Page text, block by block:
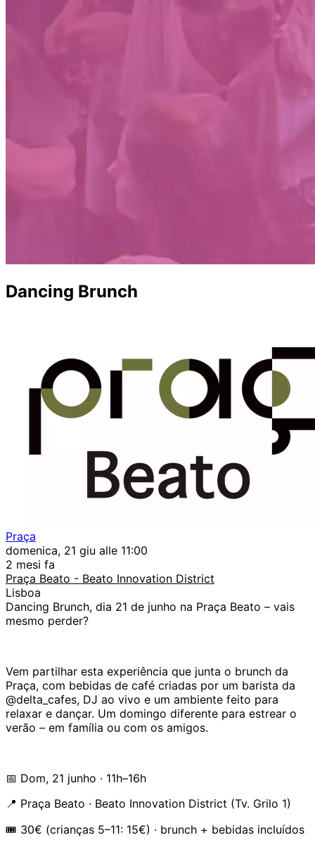
Dancing Brunch
Praça
domenica, 21 giu alle 11:00
2 mesi fa
Praça Beato - Beato Innovation District
Lisboa
Dancing Brunch, dia 21 de junho na Praça Beato – vais
mesmo perder?
Vem partilhar esta experiência que junta o brunch da
Praça, com bebidas de café criadas por um barista da
@delta_cafes, DJ ao vivo e um ambiente feito para
relaxar e dançar. Um domingo diferente para estrear o
verão – em família ou com os amigos.
📅 Dom, 21 junho · 11h–16h
📍 Praça Beato · Beato Innovation District (Tv. Grilo 1)
🎟️ 30€ (crianças 5–11: 15€) · brunch + bebidas incluídos